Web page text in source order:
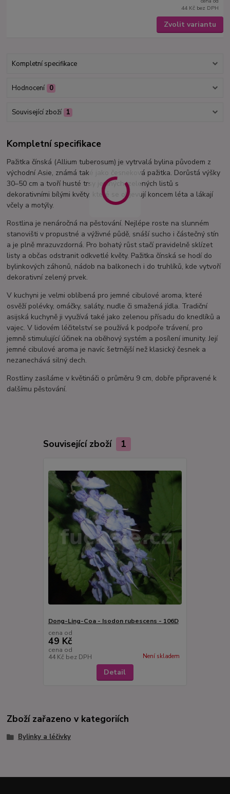
44 Kč bez DPH
Zvolit variantu
Kompletní specifikace
Hodnocení 0
Související zboží 1
Kompletní specifikace
Pažitka čínská (Allium tuberosum) je vytrvalá bylina původem z
východní Asie, známá také jako česneková pažitka. Dorůstá výšky
30–50 cm a tvoří husté trsy jemných, zelených listů s
dekorativními bílými květy, které se objevují koncem léta a lákají
včely a motýly.
Rostlina je nenáročná na pěstování. Nejlépe roste na slunném
stanovišti v propustné a výživné půdě, snáší sucho i částečný stín
a je plně mrazuvzdorná. Pro bohatý růst stačí pravidelně sklízet
listy a občas odstranit odkvetlé květy. Pažitka čínská se hodí do
bylinkových záhonů, nádob na balkonech i do truhlíků, kde vytvoří
dekorativní zelený prvek.
V kuchyni je velmi oblíbená pro jemné cibulové aroma, které
osvěží polévky, omáčky, saláty, nudle či smažená jídla. Tradiční
asijská kuchyně ji využívá také jako zelenou přísadu do knedlíků a
vajec. V lidovém léčitelství se používá k podpoře trávení, pro
jemně stimulující účinek na oběhový systém a posílení imunity. Její
jemné cibulové aroma je navíc šetrnější než klasický česnek a
nezanechává silný dech.
Rostliny zasíláme v květináči o průměru 9 cm, dobře připravené k
dalšímu pěstování.
Související zboží 1
Dong-Ling-Coa - Isodon rubescens - 106D
cena od
49 Kč
cena od
44 Kč bez DPH Není skladem
Detail
Zboží zařazeno v kategoriích
Bylinky a léčivky